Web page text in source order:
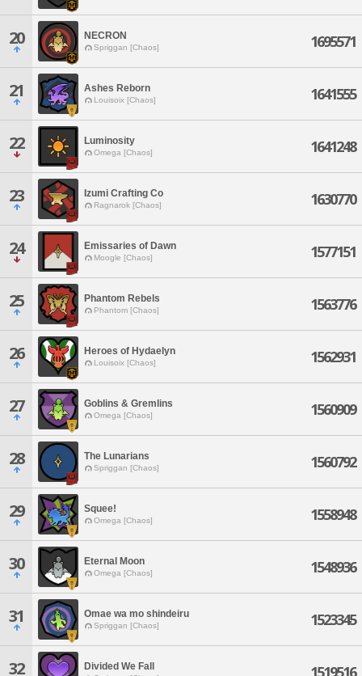
20 NECRON
Spriggan [Chaos] 1695571
21 Ashes Reborn
Louisoix [Chaos] 1641555
22 Luminosity
Omega [Chaos] 1641248
23 Izumi Crafting Co
Ragnarok [Chaos] 1630770
24 Emissaries of Dawn
Moogle [Chaos] 1577151
25 Phantom Rebels
Phantom [Chaos] 1563776
26 Heroes of Hydaelyn
Louisoix [Chaos] 1562931
27 Goblins & Gremlins
Omega [Chaos] 1560909
28 The Lunarians
Spriggan [Chaos] 1560792
29 Squee!
Omega [Chaos] 1558948
30 Eternal Moon
Omega [Chaos] 1548936
31 Omae wa mo shindeiru
Spriggan [Chaos] 1523345
32 Divided We Fall 1519516